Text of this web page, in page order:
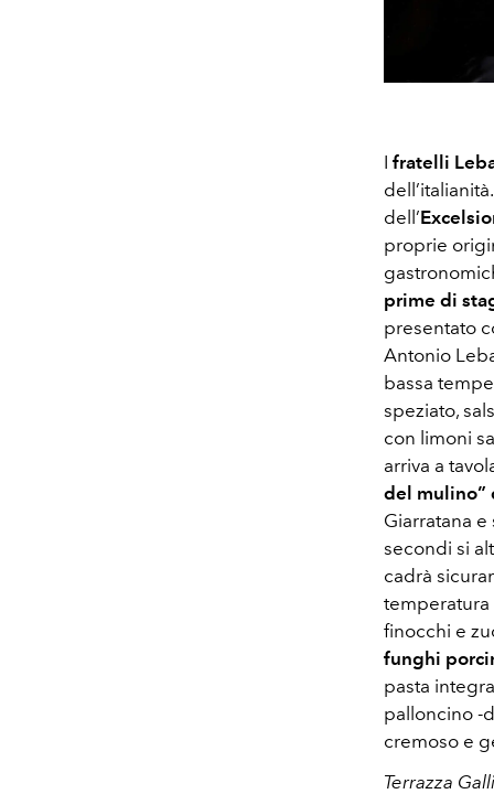
I fratelli
dell’
proprie
prime di
presentato
Antonio
bassa
speziato,
con limoni
arriva a
del mulino”
Giarratana
secondi si
cadrà
temperatura
finocchi e
funghi
pasta
palloncino -
cremoso e
Terrazza